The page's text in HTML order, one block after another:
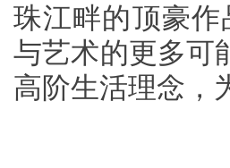
珠江畔的顶豪作
与艺术的更多可
高阶生活理念，